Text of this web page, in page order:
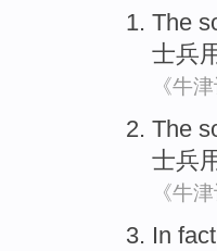
The
士兵
《牛
The
士兵
《牛
In fact